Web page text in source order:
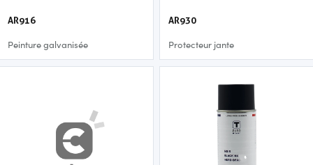
AR916
Peinture galvanisée
AR930
Protecteur jante